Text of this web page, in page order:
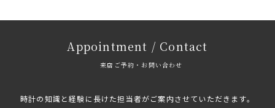
Appointment / Contact
来店ご予約・お問い合わせ
時計の知識と経験に長けた担当者がご案内させていただきます。